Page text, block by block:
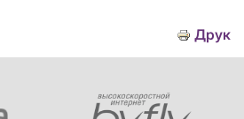
Друк